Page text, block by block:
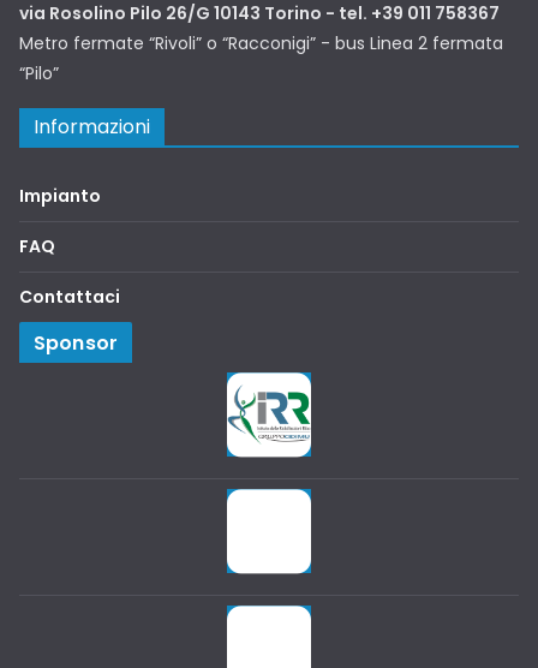
via Rosolino Pilo 26/G 10143 Torino - tel. +39 011 758367
Metro fermate “Rivoli” o “Racconigi” - bus Linea 2 fermata
“Pilo”
Informazioni
Impianto
FAQ
Contattaci
Sponsor